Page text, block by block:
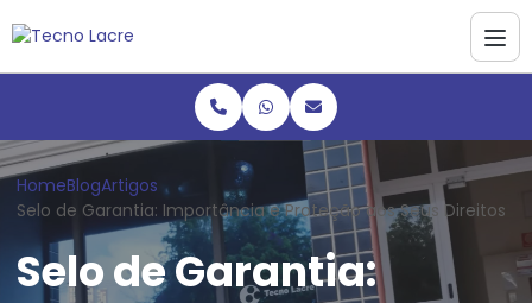
HomeBlogArtigos
Selo de Garantia: Importância e Proteção aos Seus Direitos
Selo de Garantia: